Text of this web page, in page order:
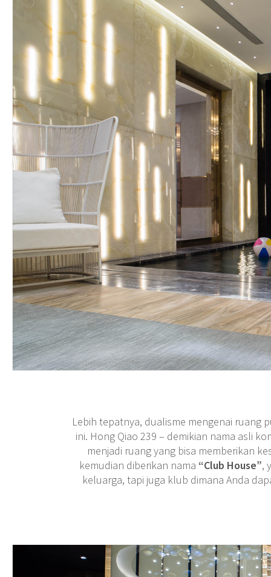
Lebih tepatnya, dualisme mengenai ruang
ini. Hong Qiao 239 – demikian nama asli
menjadi ruang yang bisa memberikan
kemudian diberikan nama “Club House”,
keluarga, tapi juga klub dimana Anda